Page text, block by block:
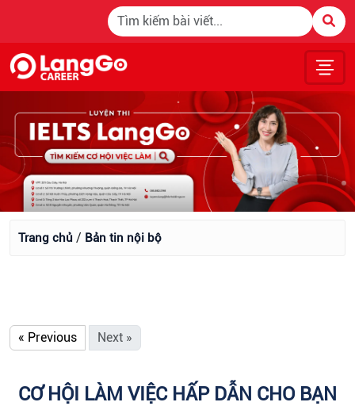
Bản tin nội bộ
Trang chủ / Bản tin nội bộ
« Previous Next »
CƠ HỘI LÀM VIỆC HẤP DẪN CHO BẠN